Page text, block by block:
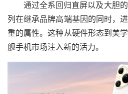
通过全系回归直屏以及大胆的
列在继承品牌高端基因的同时，
重的属性。这种从硬件形态到美
舰手机市场注入新的活力。